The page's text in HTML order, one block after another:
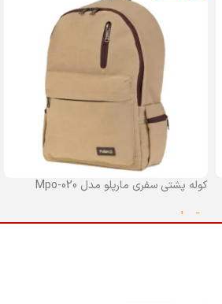
کوله پشتی سفری مارپلو مدل Mpo-020
تومان